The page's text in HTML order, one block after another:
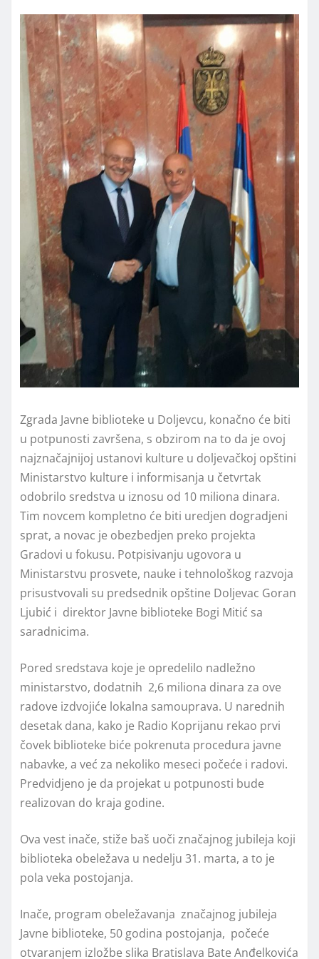
Zgrada Javne biblioteke u Doljevcu, konačno će biti
u potpunosti završena, s obzirom na to da je ovoj
najznačajnijoj ustanovi kulture u doljevačkoj opštini
Ministarstvo kulture i informisanja u četvrtak
odobrilo sredstva u iznosu od 10 miliona dinara.
Tim novcem kompletno će biti uredjen dogradjeni
sprat, a novac je obezbedjen preko projekta
Gradovi u fokusu. Potpisivanju ugovora u
Ministarstvu prosvete, nauke i tehnološkog razvoja
prisustvovali su predsednik opštine Doljevac Goran
Ljubić i direktor Javne biblioteke Bogi Mitić sa
saradnicima.
Pored sredstava koje je opredelilo nadležno
ministarstvo, dodatnih 2,6 miliona dinara za ove
radove izdvojiće lokalna samouprava. U narednih
desetak dana, kako je Radio Koprijanu rekao prvi
čovek biblioteke biće pokrenuta procedura javne
nabavke, a već za nekoliko meseci počeće i radovi.
Predvidjeno je da projekat u potpunosti bude
realizovan do kraja godine.
Ova vest inače, stiže baš uoči značajnog jubileja koji
biblioteka obeležava u nedelju 31. marta, a to je
pola veka postojanja.
Inače, program obeležavanja značajnog jubileja
Javne biblioteke, 50 godina postojanja, počeće
otvaranjem izložbe slika Bratislava Bate Anđelkovića